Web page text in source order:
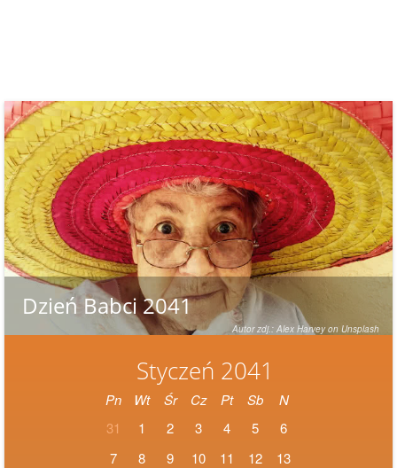
Styczeń 2041
Pn Wt Śr Cz Pt Sb
N
31
1 2 3 4 5
6
7
8 9 10 11 12
13
Dzień Babci 2041
Autor zdj.: Alex Harvey on Unsplash